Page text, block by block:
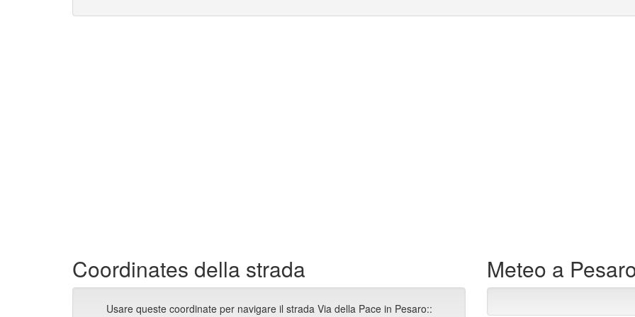
Coordinates della strada
Usare queste coordinate per navigare il strada Via della Pace in Pesaro::
Meteo a